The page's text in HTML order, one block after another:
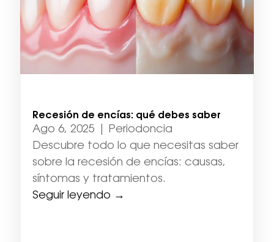
Recesión de encías: qué debes saber
Ago 6, 2025
Periodoncia
Descubre todo lo que necesitas saber
sobre la recesión de encías: causas,
síntomas y tratamientos.
Seguir leyendo →